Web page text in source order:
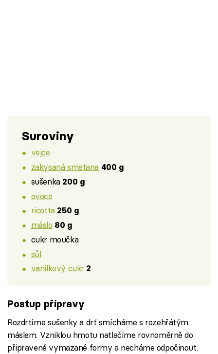
Suroviny
vejce
zakysaná smetana 400 g
sušenka 200 g
ovoce
ricotta 250 g
máslo 80 g
cukr moučka
sůl
vanilkový cukr 2
Postup přípravy
Rozdrtíme sušenky a drť smícháme s rozehřátým
máslem. Vzniklou hmotu natlačíme rovnoměrně do
připravené vymazané formy a necháme odpočinout.